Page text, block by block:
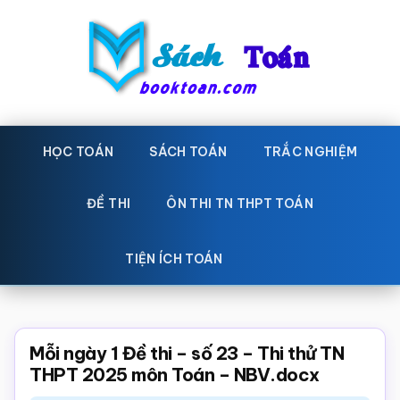
Sách
Toán
toán
Học
toán,
giáo
Toán,
trắc
HỌC TOÁN SÁCH TOÁN TRẮC NGHIỆM
ĐỀ THI ÔN THI TN THPT TOÁN
TIỆN ÍCH TOÁN
Mỗi ngày 1 Đề thi – số 23 – Thi thử TN
THPT 2025 môn Toán – NBV.docx